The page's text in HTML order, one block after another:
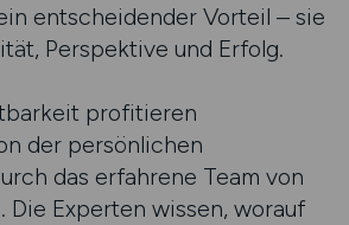
entscheidender Vorteil – sie
Perspektive und Erfolg.
profitieren
der persönlichen
das erfahrene Team von
Die Experten wissen, worauf